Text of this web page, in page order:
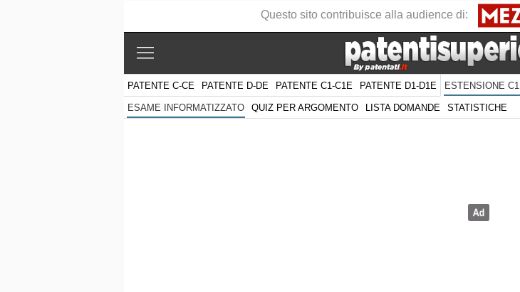
PATENTE C-CE PATENTE D-DE PATENTE C1-C1E PATENTE D1-D1E ESTENSIONE C1
ESAME INFORMATIZZATO QUIZ PER ARGOMENTO LISTA DOMANDE STATISTICHE
Questo sito contribuisce alla audience di: